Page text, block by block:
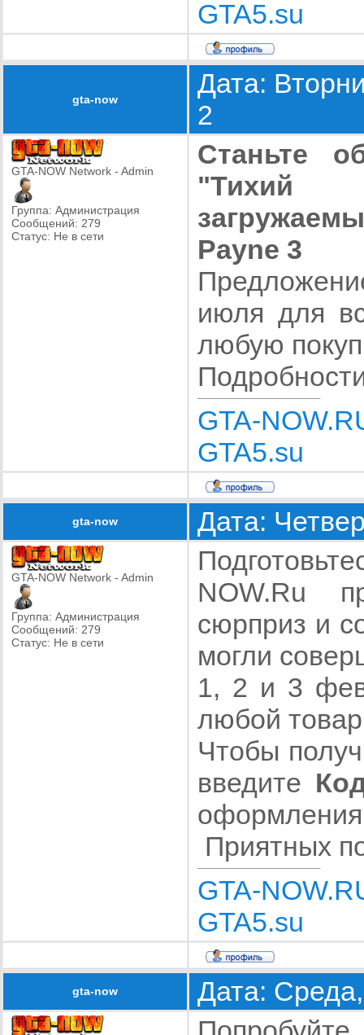
GTA5.su
gta-now
Дата:
2
GTA-NOW Network - Admin
Группа: Администрация
Сообщений: 279
Статус: Не в сети
Станьте
"Тихий
Payne 3
июля для
любую
GTA-
GTA5.su
gta-now Дата:
GTA-NOW Network - Admin
Группа: Администрация
Сообщений: 279
Статус: Не в сети
NOW.Ru
сюрприз и
могли
1, 2 и 3
любой
Чтобы
введите
оформления
Приятных
GTA-
GTA5.su
gta-now Дата: